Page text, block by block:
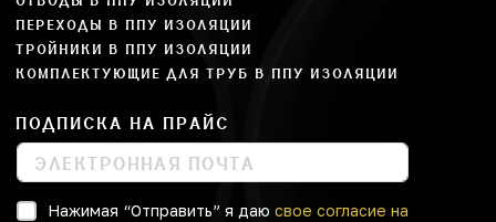
ПЕРЕХОДЫ В ППУ ИЗОЛЯЦИИ
ТРОЙНИКИ В ППУ ИЗОЛЯЦИИ
КОМПЛЕКТУЮЩИЕ ДЛЯ ТРУБ В ППУ ИЗОЛЯЦИИ
ПОДПИСКА НА ПРАЙС
Нажимая “Отправить” я даю свое согласие на